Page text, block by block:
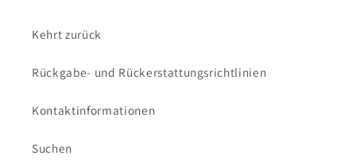
Kehrt zurück
Rückgabe- und Rückerstattungsrichtlinien
Kontaktinformationen
Suchen